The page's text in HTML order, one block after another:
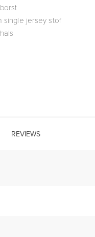
single jersey stof
REVIEWS